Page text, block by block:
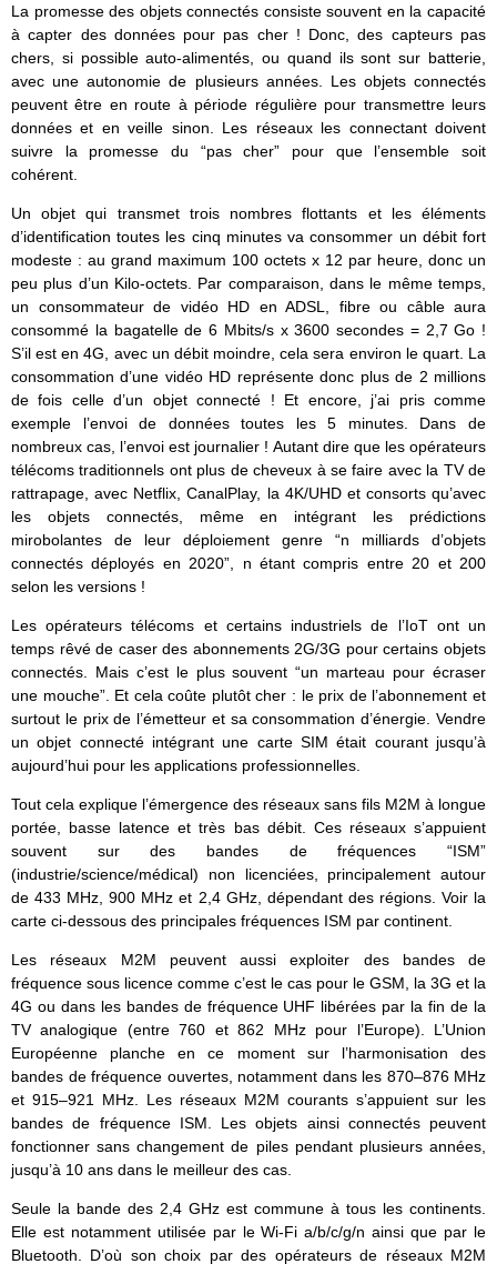
La promesse des objets connectés consiste souvent en la capacité
à capter des données pour pas cher ! Donc, des capteurs pas
chers, si possible auto-alimentés, ou quand ils sont sur batterie,
avec une autonomie de plusieurs années. Les objets connectés
peuvent être en route à période régulière pour transmettre leurs
données et en veille sinon. Les réseaux les connectant doivent
suivre la promesse du “pas cher” pour que l’ensemble soit
cohérent.
Un objet qui transmet trois nombres flottants et les éléments
d’identification toutes les cinq minutes va consommer un débit fort
modeste : au grand maximum 100 octets x 12 par heure, donc un
peu plus d’un Kilo-octets. Par comparaison, dans le même temps,
un consommateur de vidéo HD en ADSL, fibre ou câble aura
consommé la bagatelle de 6 Mbits/s x 3600 secondes = 2,7 Go !
S’il est en 4G, avec un débit moindre, cela sera environ le quart. La
consommation d’une vidéo HD représente donc plus de 2 millions
de fois celle d’un objet connecté ! Et encore, j’ai pris comme
exemple l’envoi de données toutes les 5 minutes. Dans de
nombreux cas, l’envoi est journalier ! Autant dire que les opérateurs
télécoms traditionnels ont plus de cheveux à se faire avec la TV de
rattrapage, avec Netflix, CanalPlay, la 4K/UHD et consorts qu’avec
les objets connectés, même en intégrant les prédictions
mirobolantes de leur déploiement genre “n milliards d’objets
connectés déployés en 2020”, n étant compris entre 20 et 200
selon les versions !
Les opérateurs télécoms et certains industriels de l’IoT ont un
temps rêvé de caser des abonnements 2G/3G pour certains objets
connectés. Mais c’est le plus souvent “un marteau pour écraser
une mouche”. Et cela coûte plutôt cher : le prix de l’abonnement et
surtout le prix de l’émetteur et sa consommation d’énergie. Vendre
un objet connecté intégrant une carte SIM était courant jusqu’à
aujourd’hui pour les applications professionnelles.
Tout cela explique l’émergence des réseaux sans fils M2M à longue
portée, basse latence et très bas débit. Ces réseaux s’appuient
souvent sur des bandes de fréquences “ISM”
(industrie/science/médical) non licenciées, principalement autour
de 433 MHz, 900 MHz et 2,4 GHz, dépendant des régions. Voir la
carte ci-dessous des principales fréquences ISM par continent.
Les réseaux M2M peuvent aussi exploiter des bandes de
fréquence sous licence comme c’est le cas pour le GSM, la 3G et la
4G ou dans les bandes de fréquence UHF libérées par la fin de la
TV analogique (entre 760 et862 MHz pour l’Europe). L’Union
Européenne planche en ce moment sur l’harmonisation des
bandes de fréquence ouvertes, notamment dans les 870–876 MHz
et 915–921 MHz. Les réseaux M2M courants s’appuient sur les
bandes de fréquence ISM. Les objets ainsi connectés peuvent
fonctionner sans changement de piles pendant plusieurs années,
jusqu’à 10 ans dans le meilleur des cas.
Seule la bande des 2,4 GHz est commune à tous les continents.
Elle est notamment utilisée par le Wi-Fi a/b/c/g/n ainsi que par le
Bluetooth. D’où son choix par des opérateurs de réseaux M2M